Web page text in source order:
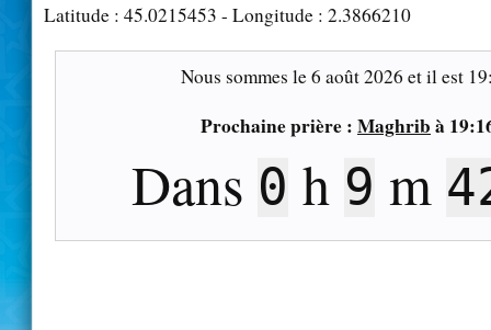
Latitude : 45.0215453 - Longitude : 2.3866210
Nous sommes le6 août 2026 et il est
Prochaine prière : Maghrib à
Dans 0 h 9 m